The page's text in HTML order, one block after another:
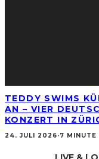
TEDDY SWIMS
AN – VIER
KONZERT IN
24. JULI 2026·7 MINUTE